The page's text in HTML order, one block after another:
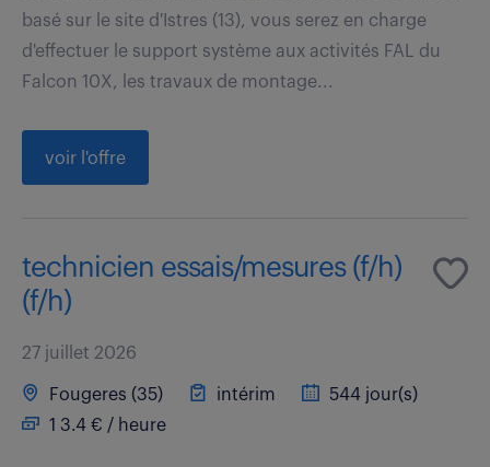
basé sur le site d'Istres (13), vous serez en charge
d'effectuer le support système aux activités FAL du
Falcon 10X, les travaux de montage...
voir l'offre
technicien essais/mesures (f/h)
(f/h)
27 juillet 2026
Fougeres (35) intérim
544 jour(s)
1 3.4 € / heure